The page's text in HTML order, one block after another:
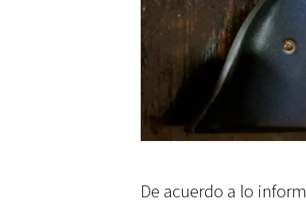
De acuerdo a lo